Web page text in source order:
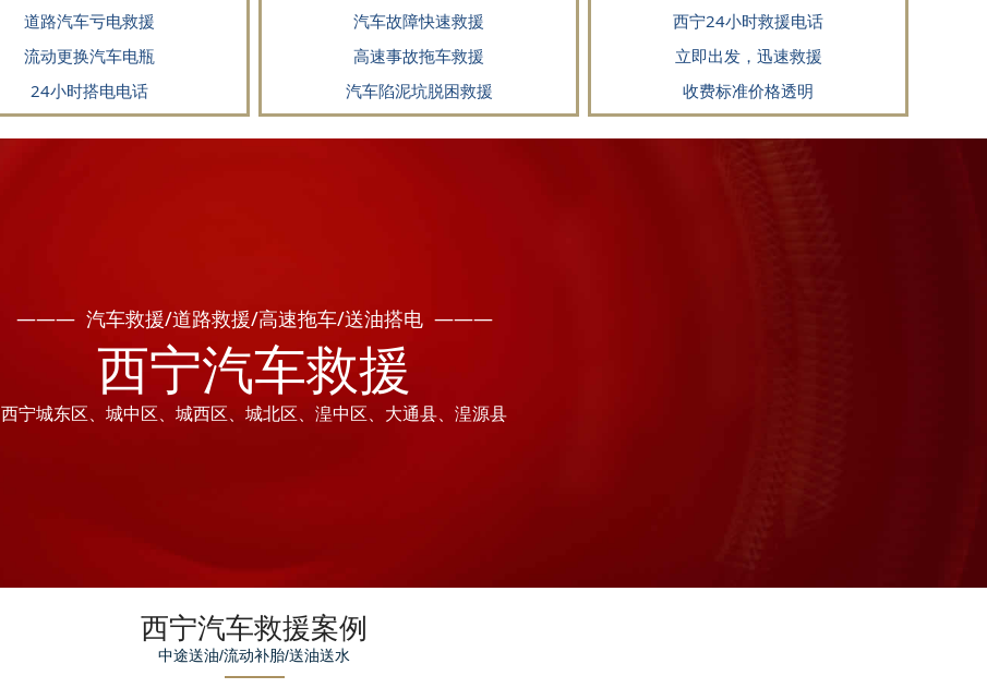
道路汽车亏电救援
流动更换汽车电瓶
24小时搭电电话
汽车故障快速救援
高速事故拖车救援
汽车陷泥坑脱困救援
西宁24小时救援电话
立即出发，迅速救援
收费标准价格透明
——— 汽车救援/道路救援/高速拖车/送油搭电 ———
西宁汽车救援
西宁城东区、城中区、城西区、城北区、湟中区、大通县、湟源县
西宁汽车救援案例
中途送油/流动补胎/送油送水